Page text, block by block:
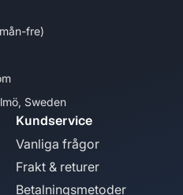
fre)
Sweden
Kundservice
Vanliga frågor
Frakt & returer
Betalningsmetoder